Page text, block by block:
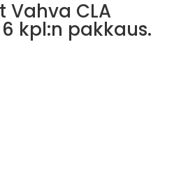
Vahva CLA
kpl:n pakkaus.